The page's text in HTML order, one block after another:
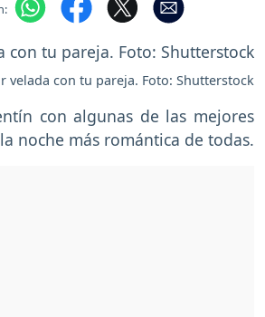
velada con tu pareja. Foto: Shutterstock
con algunas de las mejores
noche más romántica de todas.